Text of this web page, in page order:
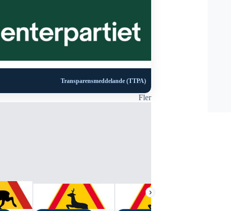
Transparensmeddelande (TTPA)
Fler
›